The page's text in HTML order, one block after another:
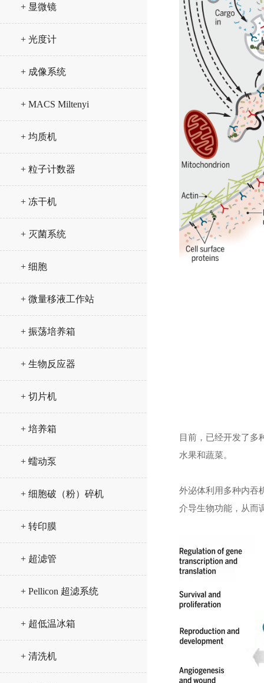
+ 显微镜
+ 光度计
+ 成像系统
+ MACS Miltenyi
+ 均质机
+ 粒子计数器
+ 冻干机
+ 灭菌系统
+ 细胞
+ 微量移液工作站
+ 振荡培养箱
+ 生物反应器
+ 切片机
+ 培养箱
+ 蠕动泵
+ 细胞破（粉）碎机
+ 转印膜
+ 超滤管
+ Pellicon 超滤系统
+ 超低温冰箱
+ 清洗机
目前，已经开发了多
水果和蔬菜。
外泌体利用多种内吞
介导生物功能，从而